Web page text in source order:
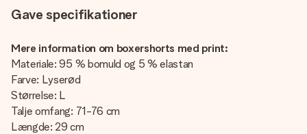
Gave specifikationer
Mere information om boxershorts med print:
Materiale: 95 % bomuld og 5 % elastan
Farve: Lyserød
Størrelse: L
Talje omfang: 71-76 cm
Længde: 29 cm